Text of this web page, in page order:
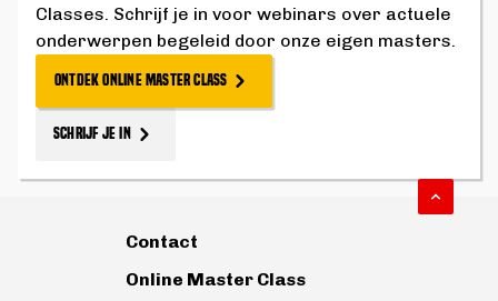
Classes. Schrijf je in voor webinars over actuele
onderwerpen begeleid door onze eigen masters.
ONTDEK ONLINE MASTER CLASS
SCHRIJF JE IN
Contact
Online Master Class